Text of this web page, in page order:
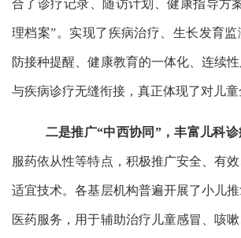
合了诊疗记录、随访计划、健康指导方
理档案”。实现了疾病治疗、生长发育
防接种提醒、健康教育的一体化、连续
与疾病诊疗无缝衔接，真正体现了对儿童
二是推广“中西协同”，丰富儿科
服药依从性等特点，积极推广安全、有
适宜技术。各基层机构普遍开展了小儿
医药服务，用于辅助治疗儿童感冒、咳